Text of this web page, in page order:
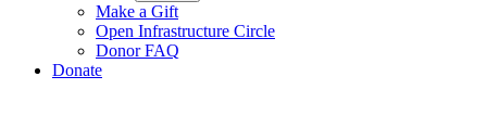
Make a Gift
Open Infrastructure Circle
Donor FAQ
Donate